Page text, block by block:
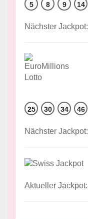
5 8 9 14
Nächster
25 30 34 46
Nächster
Aktueller